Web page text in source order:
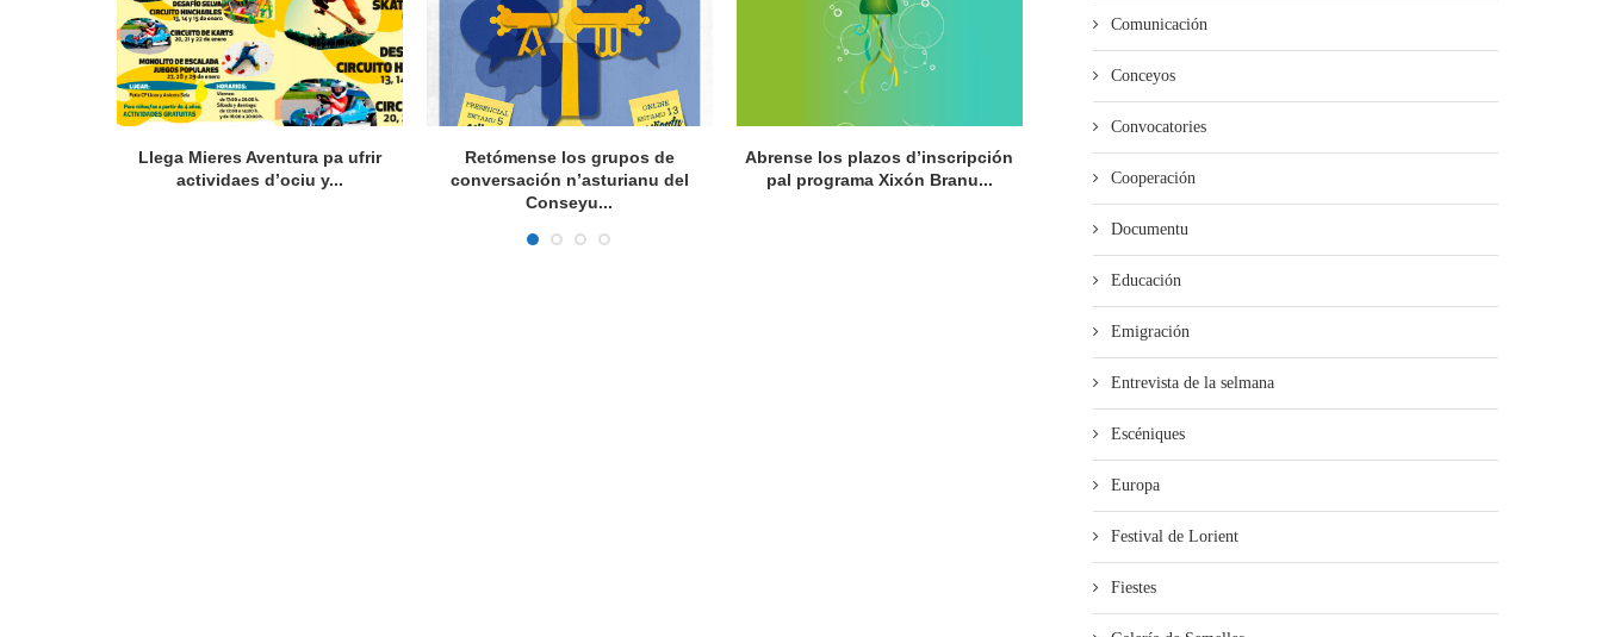
Llega Mieres Aventura pa ufrir
actividaes d’ociu y...
Retómense los grupos de
conversación n’asturianu del
Conseyu...
Abrense los plazos d’inscripción
pal programa Xixón Branu...
L’amuesa I LOVE LEGO aporta a
Xixón
Mieres entama los talleres
Comunicación
Conceyos
Convocatories
Cooperación
Documentu
Educación
Emigración
Entrevista de la selmana
Escéniques
Europa
Festival de Lorient
Fiestes